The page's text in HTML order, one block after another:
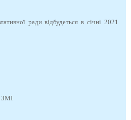
ради відбудеться в січні 2021
ЗМІ